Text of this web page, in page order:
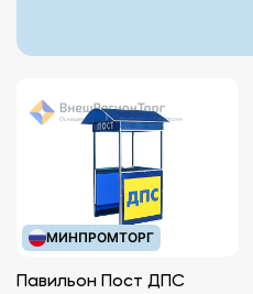
МИНПРОМТОРГ
Павильон Пост ДПС